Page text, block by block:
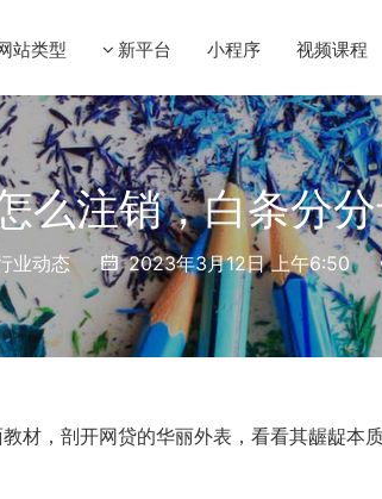
站类型 新平台 小程序 视频课程
么注销，白条分
业动态 2023年3月12日 上午6:50
材，剖开网贷的华丽外表，看看其龌龊本